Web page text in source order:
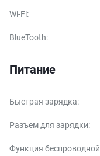
Wi-Fi:
BlueTooth:
Питание
Быстрая зарядка:
Разъем для зарядки:
Функция беспроводной